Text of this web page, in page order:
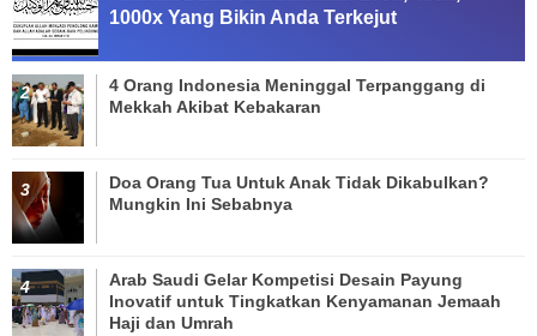
1000x Yang Bikin Anda Terkejut
4 Orang Indonesia Meninggal Terpanggang di
Mekkah Akibat Kebakaran
Doa Orang Tua Untuk Anak Tidak Dikabulkan?
Mungkin Ini Sebabnya
Arab Saudi Gelar Kompetisi Desain Payung
Inovatif untuk Tingkatkan Kenyamanan Jemaah
Haji dan Umrah